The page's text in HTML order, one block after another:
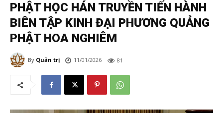
PHẬT HỌC HÁN TRUYỀN TIẾN HÀNH
BIÊN TẬP KINH ĐẠI PHƯƠNG QUẢNG
PHẬT HOA NGHIÊM
By Quản trị 11/01/2026 81